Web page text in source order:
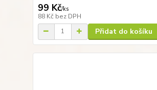
99 Kč/ks
88 Kč bez DPH
Přidat do košíku